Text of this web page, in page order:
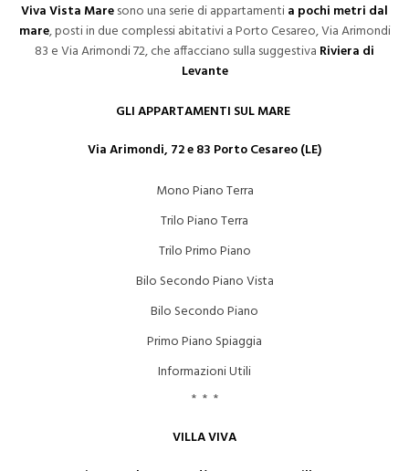
Viva Vista Maresono una serie di appartamentia pochi metri dal
mare, posti in due complessi abitativi a Porto Cesareo, Via Arimondi
83 e Via Arimondi 72, che affacciano sulla suggestiva Riviera di
Levante
GLI APPARTAMENTI SUL MARE
Via Arimondi, 72 e 83 Porto Cesareo (LE)
Mono Piano Terra
Trilo Piano Terra
Trilo Primo Piano
Bilo Secondo Piano Vista
Bilo Secondo Piano
Primo Piano Spiaggia
Informazioni Utili
* * *
VILLA VIVA